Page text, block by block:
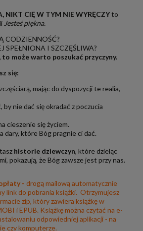
NIKT CIĘ W TYM NIE WYRĘCZYto
Jesteś piękna.
CODZIENNOŚĆ?
SPEŁNIONA I SZCZĘŚLIWA?
to może warto poszukać przyczyny.
się:
mając do dyspozycji te realia,
by nie dać się okradać z poczucia
cieszenie się życiem.
dary, które Bóg pragnie ci dać.
historie dziewczyn, które dzieląc
pokazują, że Bóg zawsze jest przy nas.
- drogą mailową automatycznie
link do pobrania książki. Otrzymujesz
zip, który zawiera książkę w
i EPUB. Książkę można czytać na e-
odpowiedniej aplikacji - na
czy komputerze.